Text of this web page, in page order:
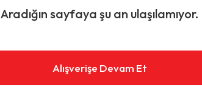
Aradığın sayfaya şu an ulaşılamıyor.
Alışverişe Devam Et